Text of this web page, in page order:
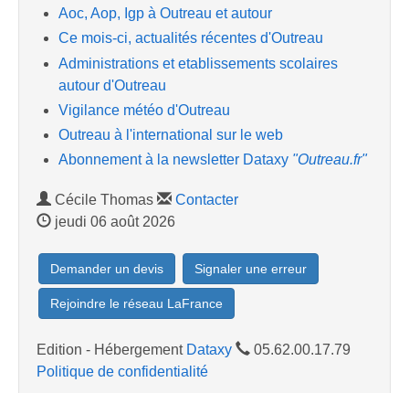
Aoc, Aop, Igp à Outreau et autour
Ce mois-ci, actualités récentes d'Outreau
Administrations et etablissements scolaires
autour d'Outreau
Vigilance météo d'Outreau
Outreau à l'international sur le web
Abonnement à la newsletter Dataxy "Outreau.fr"
Cécile Thomas
Contacter
jeudi 06 août 2026
Demander un devis Signaler une erreur
Rejoindre le réseau LaFrance
Edition - Hébergement Dataxy
05.62.00.17.79
Politique de confidentialité